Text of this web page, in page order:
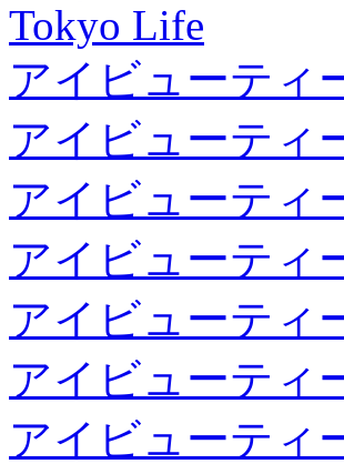
Tokyo Life
アイビューティ
アイビューティ
アイビューティ
アイビューティ
アイビューティ
アイビューティ
アイビューティ